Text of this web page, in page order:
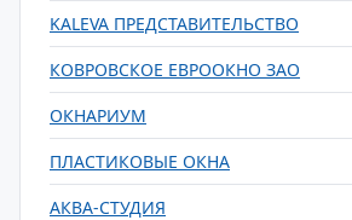
KALEVA ПРЕДСТАВИТЕЛЬСТВО
КОВРОВСКОЕ ЕВРООКНО ЗАО
ОКНАРИУМ
ПЛАСТИКОВЫЕ ОКНА
АКВА-СТУДИЯ